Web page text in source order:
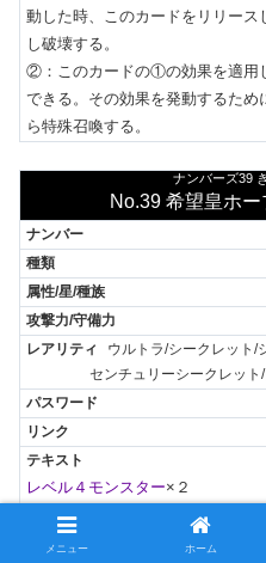
動した時、このカードをリリー
し破壊する。
②：このカードの①の効果を適用
できる。その効果を発動するた
ら特殊召喚する。
ナンバーズ39
No.39 希望皇ホー
ウルトラ/シークレット/
センチュリーシークレット
レベル４モンスター×２
①：自分か相手のモンスターの攻
つ取り除いて発動できる。その攻
メニュー ホーム